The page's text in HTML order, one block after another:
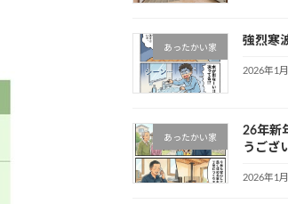
あったかい家
強烈寒
2026年1
あったかい家
26年新
うござ
2026年1